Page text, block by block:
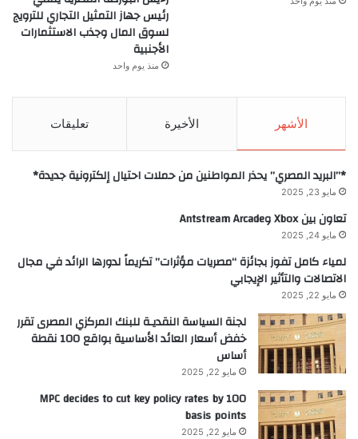
رئيس جهاز التمثيل التجاري للترويج
لسوق المال وجذب الاستثمارات
الأجنبية
منذ يوم واحد
الأشهر الأخيرة تعليقات
*”البريد المصري” يحذر المواطنين من حملات احتيال إلكترونية جديدة*
مايو 23, 2025
تعاون بين Xbox وAntstream Arcade
مايو 24, 2025
لمياء كامل تفوز بجائزة “مصريات مؤثرات” تكريماً لدورها الرائد في مجال
الاتصالات والتأثير الإيجابي
مايو 22, 2025
لجنة السياسة النقديـة للبنك المركزي المصرى تقرر
خفض أسعار العائد الأساسية بواقع 100 نقطة
أساس
مايو 22, 2025
MPC decides to cut key policy rates by 100
basis points
مايو 22, 2025